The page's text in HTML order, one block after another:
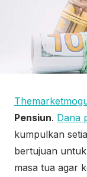
Pensiun. Dana
kumpulkan
bertujuan
masa tua agar